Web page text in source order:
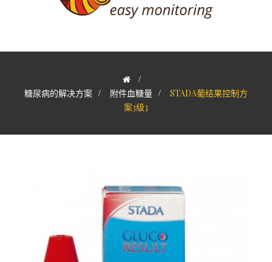
>
糖尿病的解决方案 > 附件血糖量 >
STADA葡结果控制方
案3级3